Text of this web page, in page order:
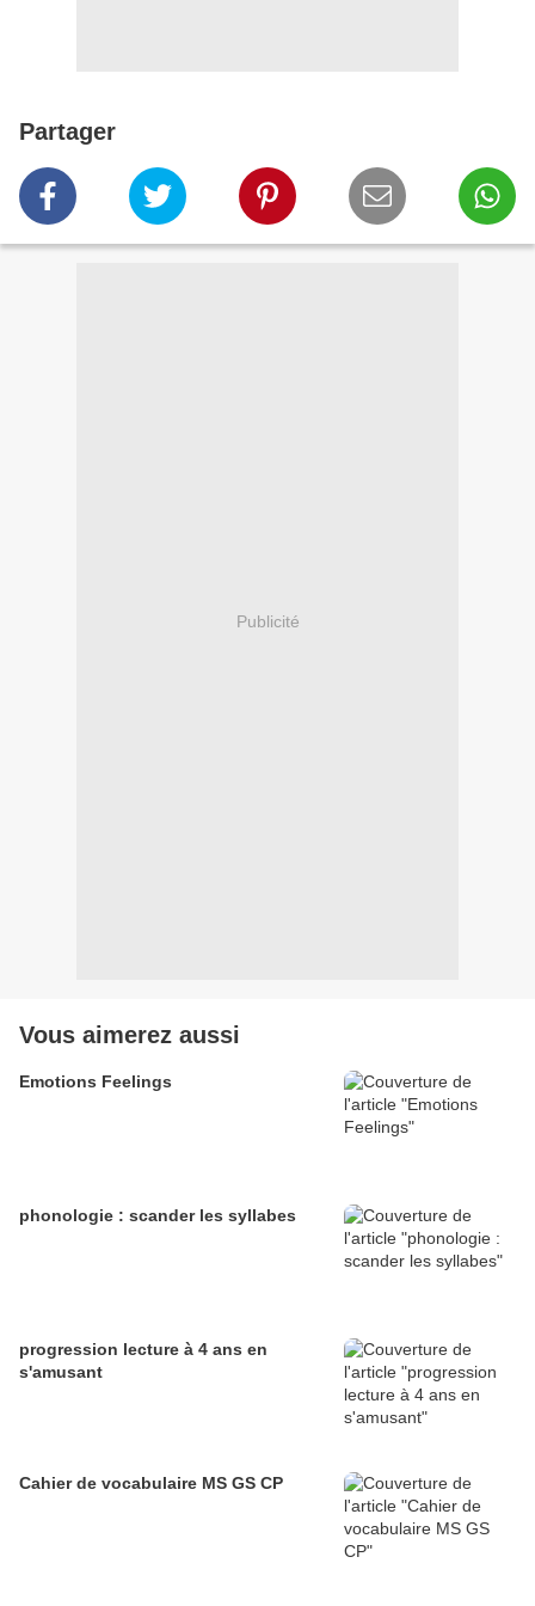
Partager
Publicité
Vous aimerez aussi
Emotions Feelings
phonologie : scander les syllabes
progression lecture à 4 ans en
s'amusant
Cahier de vocabulaire MS GS CP